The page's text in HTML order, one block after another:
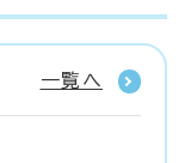
一覧へ